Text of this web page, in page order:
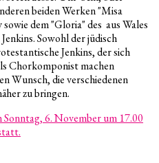
beiden Werken "Misa
dem "Gloria" des aus Wales
Sowohl der jüdisch
Jenkins, der sich
Chorkomponist machen
Wunsch, die verschiedenen
zu bringen.
6. November um 17.00